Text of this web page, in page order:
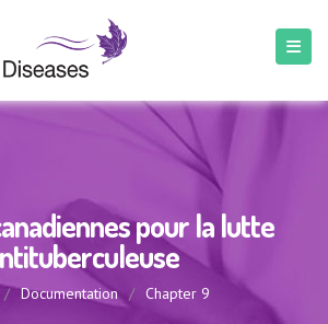
pour la lutte
/ Documentation / Chapter 9